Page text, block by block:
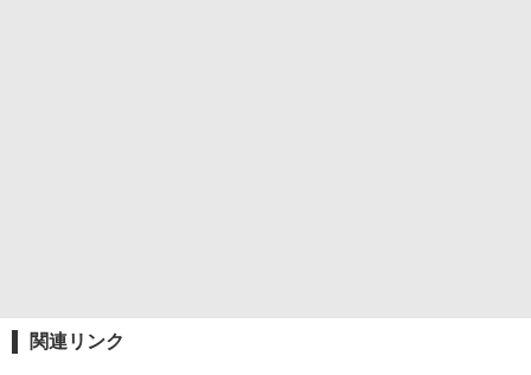
関連リンク